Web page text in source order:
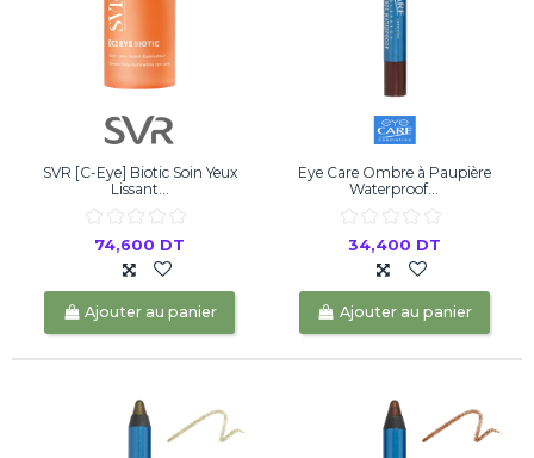
SVR [C-Eye] Biotic Soin Yeux
Lissant...
74,600 DT
Ajouter au panier
Eye Care Ombre à Paupière
Waterproof...
34,400 DT
Ajouter au panier